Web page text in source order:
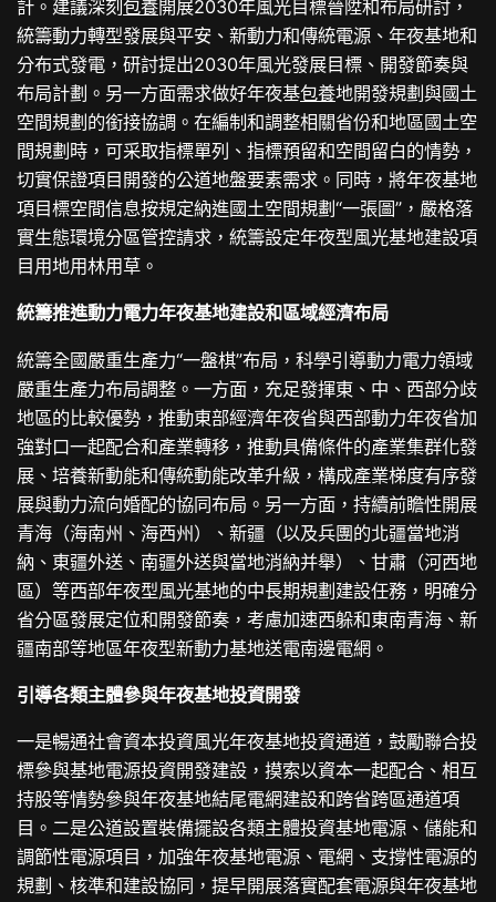
計。建議深刻包養開展2030年風光目標晉陞和布局研討，
統籌動力轉型發展與平安、新動力和傳統電源、年夜基地和
分布式發電，研討提出2030年風光發展目標、開發節奏與
布局計劃。另一方面需求做好年夜基包養地開發規劃與國土
空間規劃的銜接協調。在編制和調整相關省份和地區國土空
間規劃時，可采取指標單列、指標預留和空間留白的情勢，
切實保證項目開發的公道地盤要素需求。同時，將年夜基地
項目標空間信息按規定納進國土空間規劃“一張圖”，嚴格落
實生態環境分區管控請求，統籌設定年夜型風光基地建設項
目用地用林用草。
統籌推進動力電力年夜基地建設和區域經濟布局
統籌全國嚴重生產力“一盤棋”布局，科學引導動力電力領域
嚴重生產力布局調整。一方面，充足發揮東、中、西部分歧
地區的比較優勢，推動東部經濟年夜省與西部動力年夜省加
強對口一起配合和產業轉移，推動具備條件的產業集群化發
展、培養新動能和傳統動能改革升級，構成產業梯度有序發
展與動力流向婚配的協同布局。另一方面，持續前瞻性開展
青海（海南州、海西州）、新疆（以及兵團的北疆當地消
納、東疆外送、南疆外送與當地消納并舉）、甘肅（河西地
區）等西部年夜型風光基地的中長期規劃建設任務，明確分
省分區發展定位和開發節奏，考慮加速西躲和東南青海、新
疆南部等地區年夜型新動力基地送電南邊電網。
引導各類主體參與年夜基地投資開發
一是暢通社會資本投資風光年夜基地投資通道，鼓勵聯合投
標參與基地電源投資開發建設，摸索以資本一起配合、相互
持股等情勢參與年夜基地結尾電網建設和跨省跨區通道項
目。二是公道設置裝備擺設各類主體投資基地電源、儲能和
調節性電源項目，加強年夜基地電源、電網、支撐性電源的
規劃、核準和建設協同，提早開展落實配套電源與年夜基地